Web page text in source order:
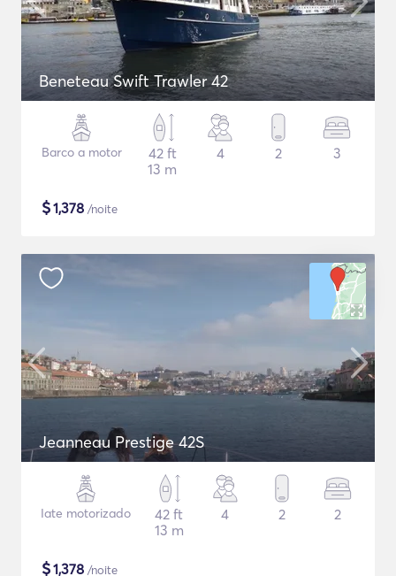
Beneteau Swift Trawler 42
Barco a motor
42 ft
13 m
4 2 3
$1,378 /noite
Jeanneau Prestige 42S
Iate motorizado
42 ft
13 m
4 2 2
$1,378 /noite